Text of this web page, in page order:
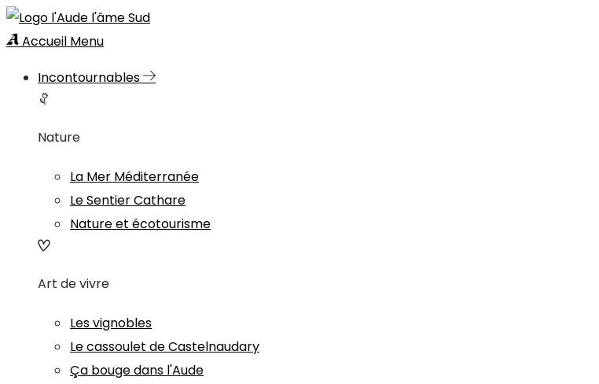
Accueil Menu
Incontournables
Nature
La Mer Méditerranée
Le Sentier Cathare
Nature et écotourisme
Art de vivre
Les vignobles
Le cassoulet de Castelnaudary
Ça bouge dans l'Aude